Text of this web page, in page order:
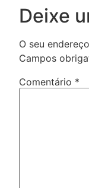
Deixe
O seu
Campos
Comentário *